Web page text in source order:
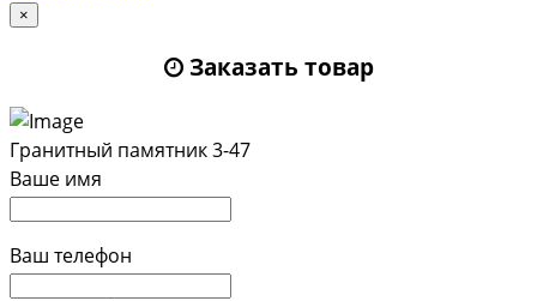
×
Заказать товар
Гранитный памятник 3-47
Ваше имя
Ваш телефон